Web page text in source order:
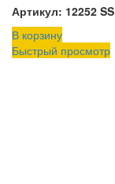
Артикул: 12252 SS
В корзину
Быстрый просмотр